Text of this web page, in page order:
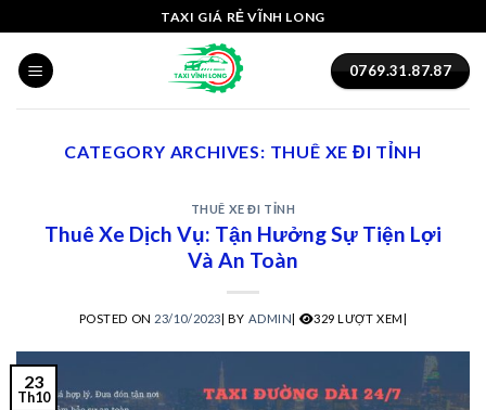
to
content
TAXI GIÁ RẺ VĨNH LONG
0769.31.87.87
CATEGORY ARCHIVES: THUÊ XE ĐI TỈNH
THUÊ XE ĐI TỈNH
Thuê Xe Dịch Vụ: Tận Hưởng Sự Tiện Lợi
Và An Toàn
POSTED ON 23/10/2023| BY ADMIN| 329 LƯỢT XEM|
23
Th10